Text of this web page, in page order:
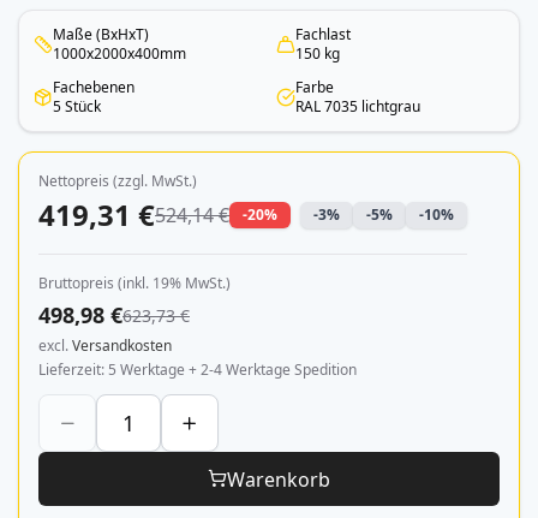
Maße (BxHxT)
1000x2000x400mm
Fachlast
150 kg
Fachebenen
5 Stück
Farbe
RAL 7035 lichtgrau
Nettopreis (zzgl. MwSt.)
419,31 €524,14 € -20% -3% -5% -10%
Bruttopreis (inkl. 19% MwSt.)
498,98 €623,73 €
excl.Versandkosten
Lieferzeit 5 Werktage + 2-4 Werktage Spedition
Warenkorb